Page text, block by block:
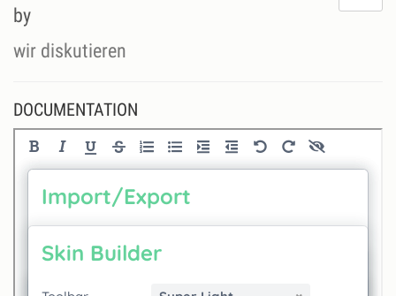
by
wir diskutieren
DOCUMENTATION